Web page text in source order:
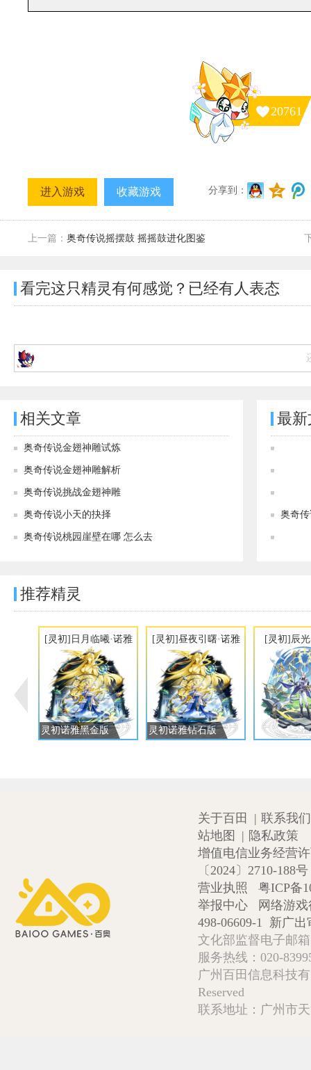
20761
进入游戏 收藏游戏 分享到：
上一篇： 奥奇传说摇摆鼓 摇摇鼓进化图鉴
看完这只精灵有何感觉？已经有人表态
相关文章
奥奇传说金翅神雕试炼
奥奇传说金翅神雕解析
奥奇传说挑战金翅神雕
奥奇传说小天的抉择
奥奇传说桃园崖壁在哪 怎么去
最
奥奇
推荐精灵
[灵初]日月临曦·诺雅
灵初诺雅黑金版
[灵初]昼夜引曙·诺雅
灵初诺雅钻石版
[灵初]辰
关于百田 | 联系我们
站地图
| 隐私政策
增值电信业务经营
〔2024〕2710-188号
营业执照
粤ICP备
举报中心
网络游
498-06609-1 新广出
文化部监督电子邮
服务热线：020-
广州百田信息科技
Reserved
联系地址：广州市